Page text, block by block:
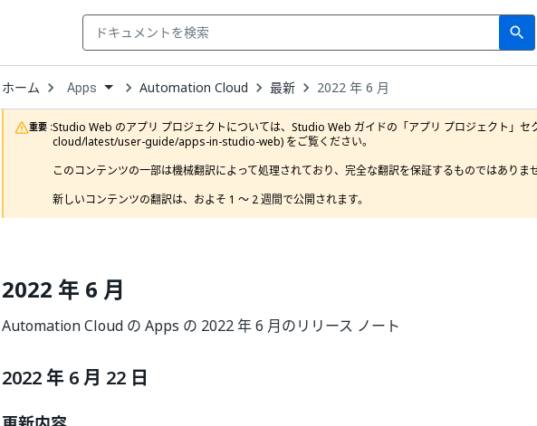
search
Search
ホーム Open
Dropdown
to
choose
product
Apps Automation Cloud 最新 2022 年 6 月
重要 :Studio Web のアプリ プロジェクトについては、Studio Web ガイドの「アプリ プロジェクト
cloud/latest/user-guide/apps-in-studio-web) をご覧ください。
このコンテンツの一部は機械翻訳によって処理されており、完全な翻訳を保証するものではありませ
新しいコンテンツの翻訳は、およそ 1 ～ 2 週間で公開されます。
2022 年 6 月
Automation Cloud の Apps の 2022 年 6 月のリリース ノート
2022 年 6 月 22 日